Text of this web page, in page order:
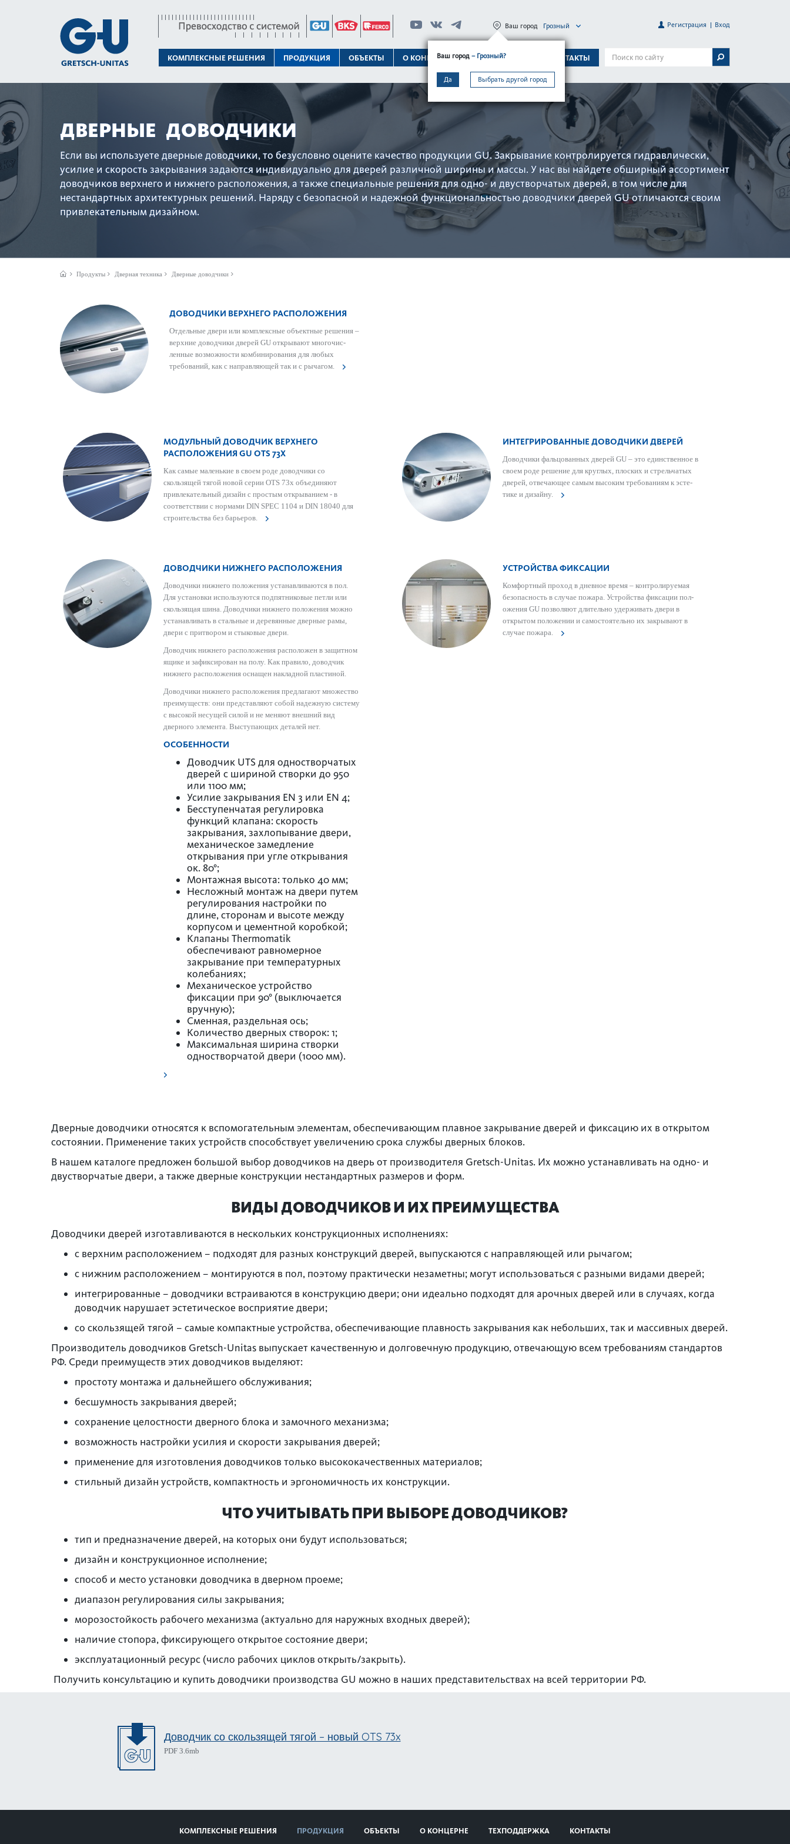
КОМПЛЕКСНЫЕ РЕШЕНИЯ ПРОДУКЦИЯ ОБЪЕКТЫ О КОНЦЕРНЕ ТЕХПОДДЕРЖКА КОНТАКТЫ
Ваш город – Грозный?
Да Выбрать другой город
Ваш город Грозный Регистрация Вход
ДВЕРНЫЕ ДОВОДЧИКИ
Если вы используете дверные доводчики, то безус­ловно оцените качество продукции GU. Закрывание контролируется гидравлически,
усилие и скор­ость закрывания задаются индив­идуально для дверей различной ширины и массы. У нас вы найдете обширный ассортимент
доводчиков верхнего и нижнего расположения, а также специальные решения для одно- и двуст­вор­чатых дверей, в том числе для
нестандартных архитектурных решений. Наряду с безоп­асной и надежной функцио­н­ально­стью довод­чики дверей GU отличаются своим
привле­к­ательным дизайном.
Продукты Дверная техника Дверные доводчики
ДОВОДЧИКИ ВЕРХНЕГО РАСПОЛОЖЕНИЯ
Отдельные двери или комплексные объектные решения –
верхние довод­чики дверей GU открывают многочис­
ленные возможности комб­инирования для любых
требований, как с направляющей так и с рычагом.
МОДУЛЬНЫЙ ДОВОДЧИК ВЕРХНЕГО
РАСПОЛОЖЕНИЯ GU OTS 73X
Как самые маленькие в своем роде доводчики со
скользящей тягой новой серии OTS 73x объединяют
привлекательный дизайн с простым открыванием - в
соответствии с нормами DIN SPEC 1104 и DIN 18040 для
строительства без барьеров.
ИНТЕГРИРОВАННЫЕ ДОВОДЧИКИ ДВЕРЕЙ
Довод­чики фальцованных дверей GU – это единственное в
своем роде решение для круглых, плоских и стрель­чатых
дверей, отве­чающее самым выс­оким требованиям к эсте­
тике и дизайну.
ДОВОДЧИКИ НИЖНЕГО РАСПОЛОЖЕНИЯ
Доводчики нижнего положения устанавливаются в пол.
Для установки используются подпятниковые петли или
скользящая шина. Доводчики нижнего положения можно
устанавливать в стальные и деревянные дверные рамы,
двери с притвором и стыковые двери.
Доводчик нижнего расположения расположен в защитном
ящике и зафиксирован на полу. Как правило, доводчик
нижнего расположения оснащен накладной пластиной.
Доводчики нижнего расположения предлагают множество
преимуществ: они представляют собой надежную систему
с высокой несущей силой и не меняют внешний вид
дверного элемента. Выступающих деталей нет.
ОСОБЕННОСТИ
Доводчик UTS для одностворчатых
дверей с шириной створки до 950
или 1100 мм;
Усилие закрывания EN 3 или EN 4;
Бесступенчатая регулировка
функций клапана: скорость
закрывания, захлопывание двери,
механическое замедление
открывания при угле открывания
ок. 80°;
Монтажная высота: только 40 мм;
Несложный монтаж на двери путем
регулирования настройки по
длине, сторонам и высоте между
корпусом и цементной коробкой;
Клапаны Thermomatik
обеспечивают равномерное
закрывание при температурных
колебаниях;
Механическое устройство
фиксации при 90° (выключается
вручную);
Сменная, раздельная ось;
Количество дверных створок: 1;
Максимальная ширина створки
одностворчатой двери (1000 мм).
УСТРОЙСТВА ФИКСАЦИИ
Комфортный проход в дневное время – контролируемая
безоп­асность в случае пожара. Устройства фиксации пол­
ожения GU позв­оляют длительно удерживать двери в
открытом пол­ожении и самос­тоятельно их закрывают в
случае пожара.
Дверные доводчики относятся к вспомогательным элементам, обеспечивающим плавное закрывание дверей и фиксацию их в открытом
состоянии. Применение таких устройств способствует увеличению срока службы дверных блоков.
В нашем каталоге предложен большой выбор доводчиков на дверь от производителя Gretsch-Unitas. Их можно устанавливать на одно- и
двустворчатые двери, а также дверные конструкции нестандартных размеров и форм.
ВИДЫ ДОВОДЧИКОВ И ИХ ПРЕИМУЩЕСТВА
Доводчики дверей изготавливаются в нескольких конструкционных исполнениях:
с верхним расположением – подходят для разных конструкций дверей, выпускаются с направляющей или рычагом;
с нижним расположением – монтируются в пол, поэтому практически незаметны; могут использоваться с разными видами дверей;
интегрированные – доводчики встраиваются в конструкцию двери; они идеально подходят для арочных дверей или в случаях, когда
доводчик нарушает эстетическое восприятие двери;
со скользящей тягой – самые компактные устройства, обеспечивающие плавность закрывания как небольших, так и массивных дверей.
Производитель доводчиков Gretsch-Unitas выпускает качественную и долговечную продукцию, отвечающую всем требованиям стандартов
РФ. Среди преимуществ этих доводчиков выделяют:
простоту монтажа и дальнейшего обслуживания;
бесшумность закрывания дверей;
сохранение целостности дверного блока и замочного механизма;
возможность настройки усилия и скорости закрывания дверей;
применение для изготовления доводчиков только высококачественных материалов;
стильный дизайн устройств, компактность и эргономичность их конструкции.
ЧТО УЧИТЫВАТЬ ПРИ ВЫБОРЕ ДОВОДЧИКОВ?
тип и предназначение дверей, на которых они будут использоваться;
дизайн и конструкционное исполнение;
способ и место установки доводчика в дверном проеме;
диапазон регулирования силы закрывания;
морозостойкость рабочего механизма (актуально для наружных входных дверей);
наличие стопора, фиксирующего открытое состояние двери;
эксплуатационный ресурс (число рабочих циклов открыть/закрыть).
Получить консультацию и купить доводчики производства GU можно в наших представительствах на всей территории РФ.
Доводчик со скользящей тягой – новый OTS 73x
PDF 3.6mb
КОМПЛЕКСНЫЕ РЕШЕНИЯ ПРОДУКЦИЯ ОБЪЕКТЫ О КОНЦЕРНЕ ТЕХПОДДЕРЖКА КОНТАКТЫ